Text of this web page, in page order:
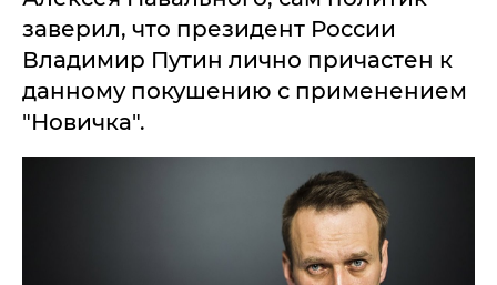
заверил, что президент России
Владимир Путин лично причастен к
данному покушению с применением
"Новичка".